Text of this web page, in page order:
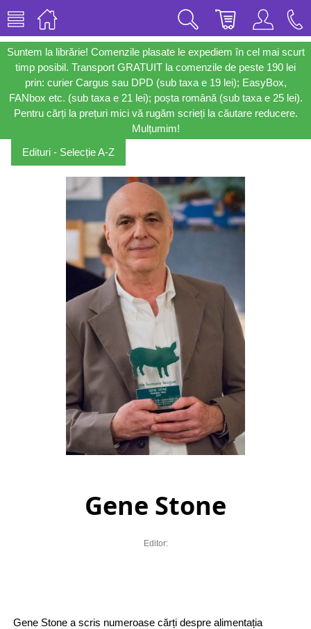
Suntem la librărie! Comenzile plasate le expediem în cel mai scurt
timp posibil. Transport GRATUIT la comenzile de peste 190 lei
prin: curier Cargus sau DPD (sub taxa e 19 lei); EasyBox,
FANbox etc. (sub taxa e 21 lei); poșta română (sub taxa e 25 lei).
Pentru cărți la prețuri mici vă rugăm scrieți la căutare reducere.
Mulțumim!
Edituri - Selecție A-Z
Gene Stone
Editor:
Gene Stone a scris numeroase cărți despre alimentația